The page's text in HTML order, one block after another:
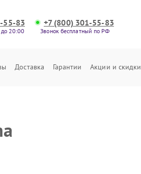
55-83
20:00
+7 (800) 301-55-83
Звонок бесплатный по РФ
Доставка Гарантии Акции и скидки